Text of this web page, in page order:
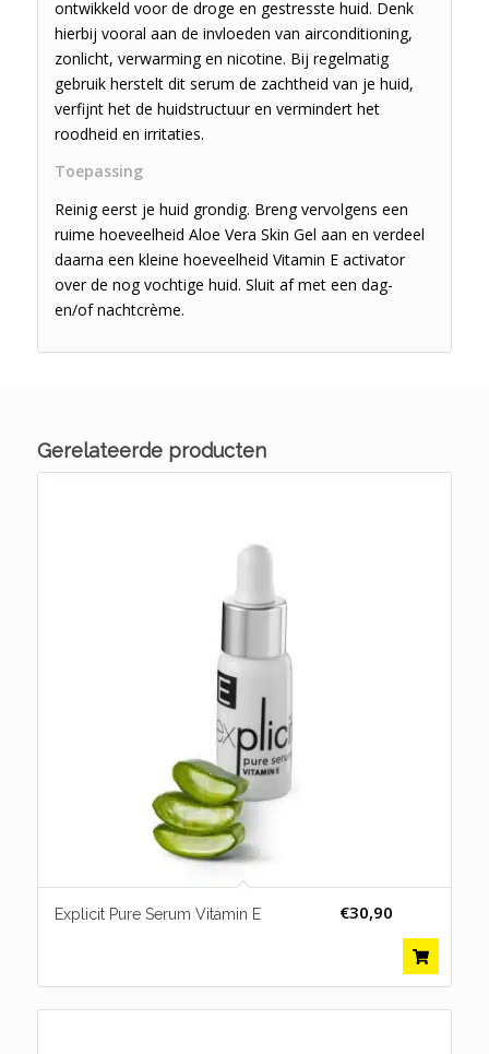
ontwikkeld voor de droge en gestresste huid. Denk
hierbij vooral aan de invloeden van airconditioning,
zonlicht, verwarming en nicotine. Bij regelmatig
gebruik herstelt dit serum de zachtheid van je huid,
verfijnt het de huidstructuur en vermindert het
roodheid en irritaties.
Toepassing
Reinig eerst je huid grondig. Breng vervolgens een
ruime hoeveelheid Aloe Vera Skin Gel aan en verdeel
daarna een kleine hoeveelheid Vitamin E activator
over de nog vochtige huid. Sluit af met een dag-
en/of nachtcrème.
Gerelateerde producten
Explicit Pure Serum Vitamin E €30,90